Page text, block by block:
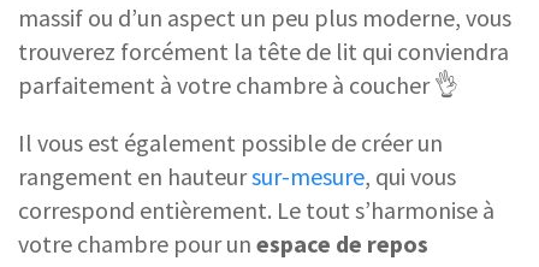
massif ou d’un aspect un peu plus moderne, vous
trouverez forcément la tête de lit qui conviendra
parfaitement à votre chambre à coucher 👌
Il vous est également possible de créer un
rangement en hauteursur-mesure, qui vous
correspond entièrement. Le tout s’harmonise à
votre chambre pour un espace de repos